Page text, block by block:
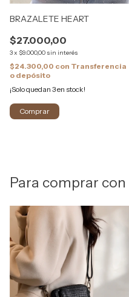
BRAZALETE HEART
$27.000,00
3x $9.000,00 sin interés
$24.300,00 con Transferencia
o depósito
¡Solo quedan 3en stock!
Para comprar